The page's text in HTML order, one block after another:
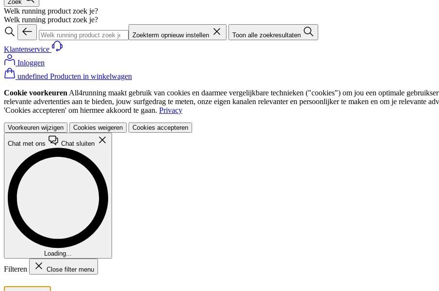
Zoek
Welk running product zoek je?
Welk running product zoek je?
Zoekterm opnieuw instellen Toon alle zoekresultaten
Klantenservice
Inloggen
undefined Producten in winkelwagen
Cookie voorkeuren All4running maakt gebruik van cookies en daarmee vergelijkbare technieken ("cookies") om jou een optimale
relevante advertenties aan te bieden, jouw surfgedrag te meten, onze eigen kanalen relevanter en persoonlijker te maken en om je relevante
'Cookies accepteren' om hiermee akkoord te gaan. Privacy
Voorkeuren wijzigen Cookies weigeren Cookies accepteren
Chat met ons Chat sluiten
Loading...
Filteren Close filter menu